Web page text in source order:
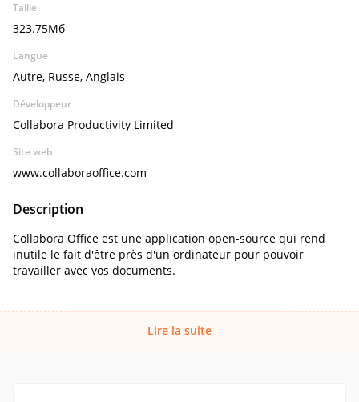
Taille
323.75Мб
Langue
Autre, Russe, Anglais
Développeur
Collabora Productivity Limited
Site web
www.collaboraoffice.com
Description
Collabora Office est une application open-source qui rend
inutile le fait d'être près d'un ordinateur pour pouvoir
travailler avec vos documents.
Lire la suite